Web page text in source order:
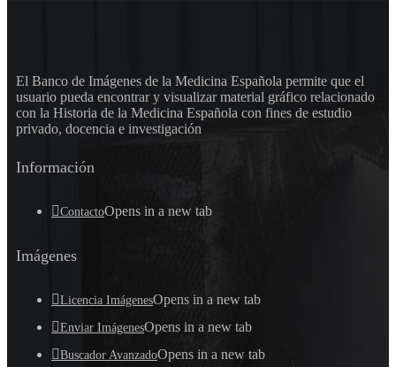
El Banco de Imágenes de la Medicina Española permite que el
usuario pueda encontrar y visualizar material gráfico relacionado
con la Historia de la Medicina Española con fines de estudio
privado, docencia e investigación
Información
ContactoOpens in a new tab
Imágenes
Licencia ImágenesOpens in a new tab
Enviar ImágenesOpens in a new tab
Buscador AvanzadoOpens in a new tab